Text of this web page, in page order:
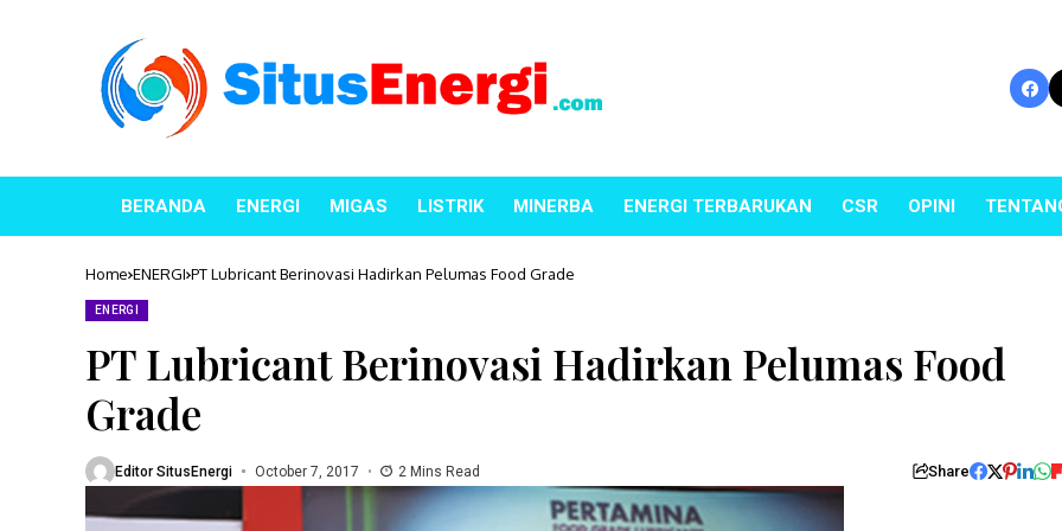
BERANDA ENERGI MIGAS LISTRIK MINERBA ENERGI TERBARUKAN CSR OPINI
Home ENERGI PT Lubricant Berinovasi Hadirkan Pelumas Food Grade
ENERGI
PT Lubricant Berinovasi Hadirkan Pelumas Food
Grade
Editor SitusEnergi October 7, 2017 2 Mins Read Share